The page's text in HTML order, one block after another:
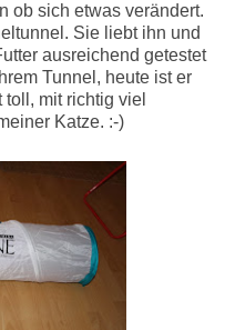
ob sich etwas verändert.
Sie liebt ihn und
ausreichend getestet
Tunnel, heute ist er
mit richtig viel
Katze. :-)